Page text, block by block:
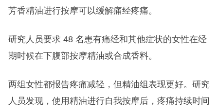
芳香精油进行按摩可以缓解痛经疼痛。
研究人员要求 48 名患有痛经和其他症状的女性在经
期时候在下腹部按摩精油或合成香料。
两组女性都报告疼痛减轻，但精油组表现更好。研究
人员发现，使用精油进行自我按摩后，疼痛持续时间